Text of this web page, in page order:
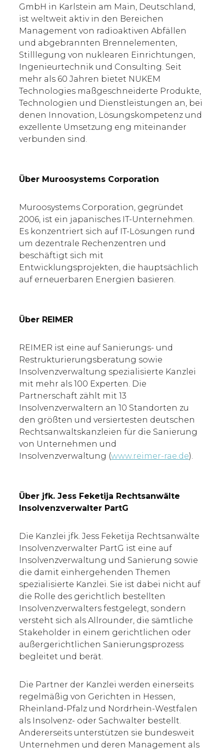
GmbH in Karlstein am Main, Deutschland,
ist weltweit aktiv in den Bereichen
Management von radioaktiven Abfällen
und abgebrannten Brennelementen,
Stilllegung von nuklearen Einrichtungen,
Ingenieurtechnik und Consulting. Seit
mehr als 60 Jahren bietet NUKEM
Technologies maßgeschneiderte Produkte,
Technologien und Dienstleistungen an, bei
denen Innovation, Lösungskompetenz und
exzellente Umsetzung eng miteinander
verbunden sind.
Über Muroosystems Corporation
Muroosystems Corporation, gegründet
2006, ist ein japanisches IT-Unternehmen.
Es konzentriert sich auf IT-Lösungen rund
um dezentrale Rechenzentren und
beschäftigt sich mit
Entwicklungsprojekten, die hauptsächlich
auf erneuerbaren Energien basieren.
Über REIMER
REIMER ist eine auf Sanierungs- und
Restrukturierungsberatung sowie
Insolvenzverwaltung spezialisierte Kanzlei
mit mehr als 100 Experten. Die
Partnerschaft zählt mit 13
Insolvenzverwaltern an 10 Standorten zu
den größten und versiertesten deutschen
Rechtsanwaltskanzleien für die Sanierung
von Unternehmen und
Insolvenzverwaltung (www.reimer-rae.de).
Über jfk. Jess Feketija Rechtsanwälte
Insolvenzverwalter PartG
Die Kanzlei jfk. Jess Feketija Rechtsanwälte
Insolvenzverwalter PartG ist eine auf
Insolvenzverwaltung und Sanierung sowie
die damit einhergehenden Themen
spezialisierte Kanzlei. Sie ist dabei nicht auf
die Rolle des gerichtlich bestellten
Insolvenzverwalters festgelegt, sondern
versteht sich als Allrounder, die sämtliche
Stakeholder in einem gerichtlichen oder
außergerichtlichen Sanierungsprozess
begleitet und berät.
Die Partner der Kanzlei werden einerseits
regelmäßig von Gerichten in Hessen,
Rheinland-Pfalz und Nordrhein-Westfalen
als Insolvenz- oder Sachwalter bestellt.
Andererseits unterstützen sie bundesweit
Unternehmen und deren Management als